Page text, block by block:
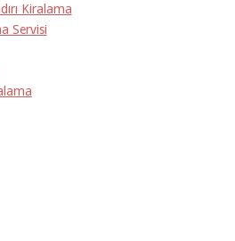
Kiralama
Servisi